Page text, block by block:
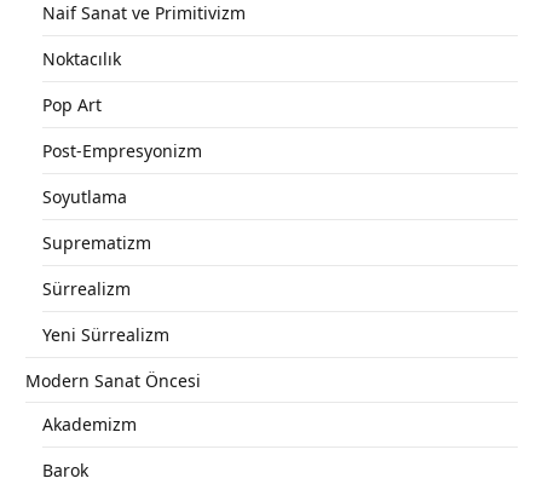
Naif Sanat ve Primitivizm
Noktacılık
Pop Art
Post-Empresyonizm
Soyutlama
Suprematizm
Sürrealizm
Yeni Sürrealizm
Modern Sanat Öncesi
Akademizm
Barok